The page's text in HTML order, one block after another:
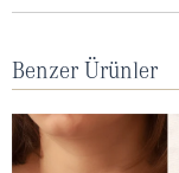
Benzer Ürünler